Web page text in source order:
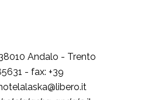
Andalo - Trento
- fax: +39